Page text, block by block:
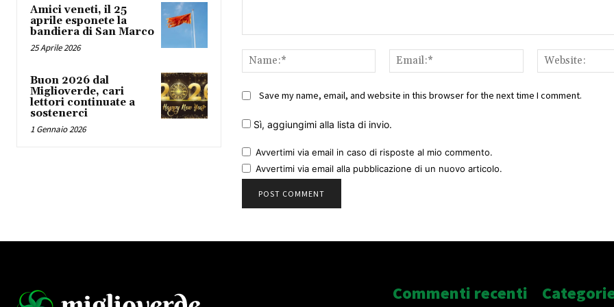
Amici veneti, il 25
aprile esponete la
bandiera di San Marco
25 Aprile 2026
Buon 2026 dal
Miglioverde, cari
lettori continuate a
sostenerci
1 Gennaio 2026
Name:*
Email:*
Save my name, email, and website in this browser for the next time I comment.
Sì, aggiungimi alla lista di invio.
Avvertimi via email in caso di risposte al mio commento.
Avvertimi via email alla pubblicazione di un nuovo articolo.
Commenti recenti